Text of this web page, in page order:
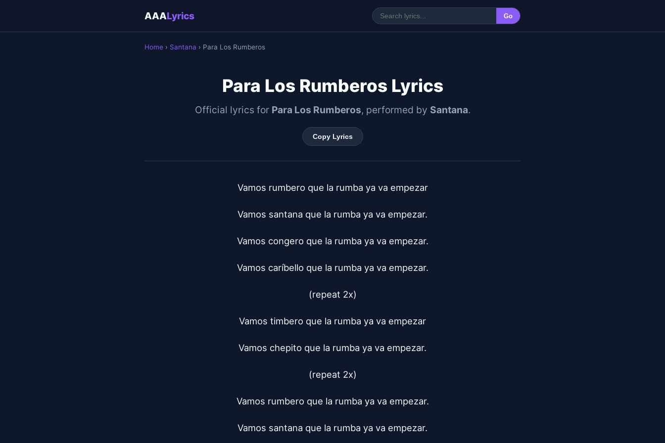
AAALyrics Go
Home › Santana › Para Los Rumberos
Para Los Rumberos Lyrics
Official lyrics for Para Los Rumberos, performed by Santana.
Copy Lyrics
Vamos rumbero que la rumba ya va empezar
Vamos santana que la rumba ya va empezar.
Vamos congero que la rumba ya va empezar.
Vamos caríbello que la rumba ya va empezar.
(repeat 2x)
Vamos timbero que la rumba ya va empezar
Vamos chepito que la rumba ya va empezar.
(repeat 2x)
Vamos rumbero que la rumba ya va empezar.
Vamos santana que la rumba ya va empezar.